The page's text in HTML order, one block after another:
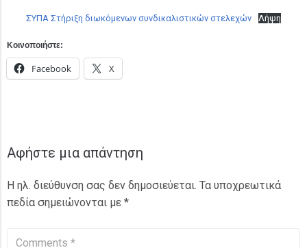
ΣΥΠΑ Στήριξη διωκόμενων συνδικαλιστικών στελεχών Λήψη
Κοινοποιήστε:
Facebook X
Αφήστε μια απάντηση
Η ηλ. διεύθυνση σας δεν δημοσιεύεται. Τα υποχρεωτικά
πεδία σημειώνονται με *